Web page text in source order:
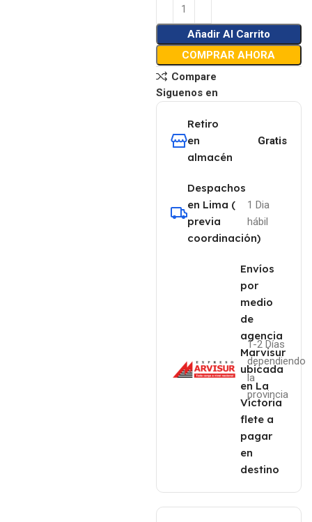
Añadir Al Carrito
COMPRAR AHORA
Compare
Siguenos en
Retiro
en
almacén
Gratis
Despachos
en Lima (
previa
coordinación)
1 Dia
hábil
Envíos
por
medio
de
agencia
Marvisur
ubicada
en La
Victoria
flete a
pagar
en
destino
1-2 Días
dependiendo
la
provincia